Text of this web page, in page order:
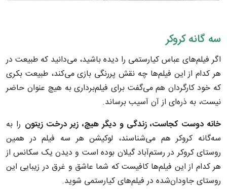
سه گانه کروکر
اگر فیلم‌های عباس کیارستمی را دیده باشید، می‌دانید که طبیعت در
هر کدام از این فیلم‌ها چه نقش پررنگی بازی می‌کند، طبیعت بکری
که خود کارگردان هم می‌گفت برای فیلم‌برداری به هیچ عنوان حاضر
نیست، به ذره‌ای از آن آسیب برساند.
خانه دوست کجاست، زندگی و دیگر هیچ، زیر درخت زیتون را به
سه‌گانه کروکر هم می‌شناسند، لوکیشن هر سه فیلم در همین
روستای کروکر در رستم‌آباد گیلان بوده است و دیدن یک سکانس از
هر کدام از این فیلم‌ها کافیست که شما عاشق و غرق در زیبایی این
روستای جاودان‌شده در فیلم‌های کیارستمی شوید.